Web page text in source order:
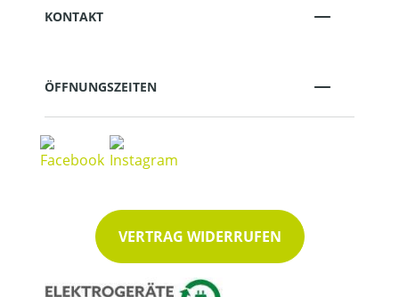
KONTAKT
ÖFFNUNGSZEITEN
VERTRAG WIDERRUFEN